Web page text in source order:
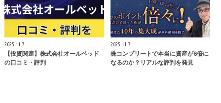
2025.11.7
【投資関連】株式会社オールベッド
の口コミ・評判
2025.11.7
株コンプリートで本当に資産が8倍に
なるのか？リアルな評判を発見